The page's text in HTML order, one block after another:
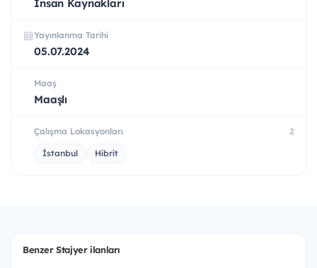
İnsan Kaynakları
Yayınlanma Tarihi
05.07.2024
Maaş
Maaşlı
Çalışma Lokasyonları 2
İstanbul Hibrit
Benzer Stajyer ilanları